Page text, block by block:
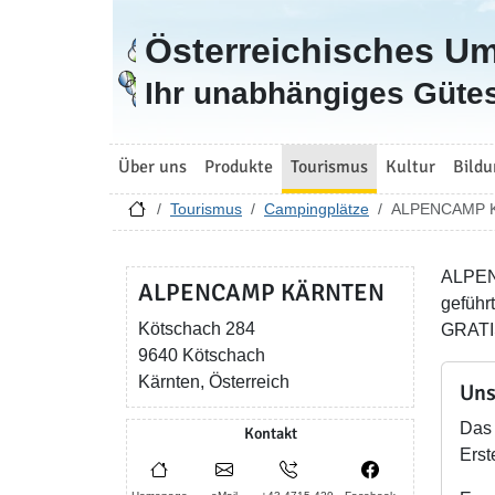
Zur Startseite
Österreichisches
Ihr unabhängiges
Über uns Produkte Tourismus Kultur
Tourismus Campingplätze ALPENCAMP
ALPENCAMP KÄRNTEN
Kötschach 284
9640 Kötschach
Kärnten, Österreich
Kontakt